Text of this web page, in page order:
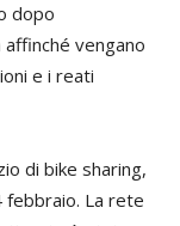
dopo
vengano
e i reati
di bike sharing,
febbraio. La rete